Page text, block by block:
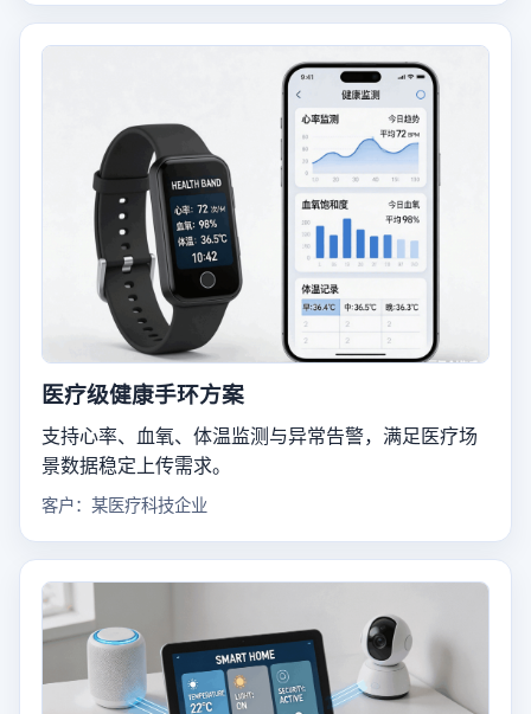
医疗级健康手环方案
支持心率、血氧、体温监测与异常告警，满足医疗场
景数据稳定上传需求。
客户：某医疗科技企业